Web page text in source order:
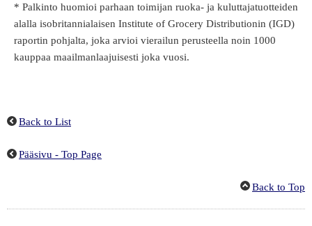
* Palkinto huomioi parhaan toimijan ruoka- ja kuluttajatuotteiden
alalla isobritannialaisen Institute of Grocery Distributionin (IGD)
raportin pohjalta, joka arvioi vierailun perusteella noin 1000
kauppaa maailmanlaajuisesti joka vuosi.
Back to List
Pääsivu - Top Page
Back to Top